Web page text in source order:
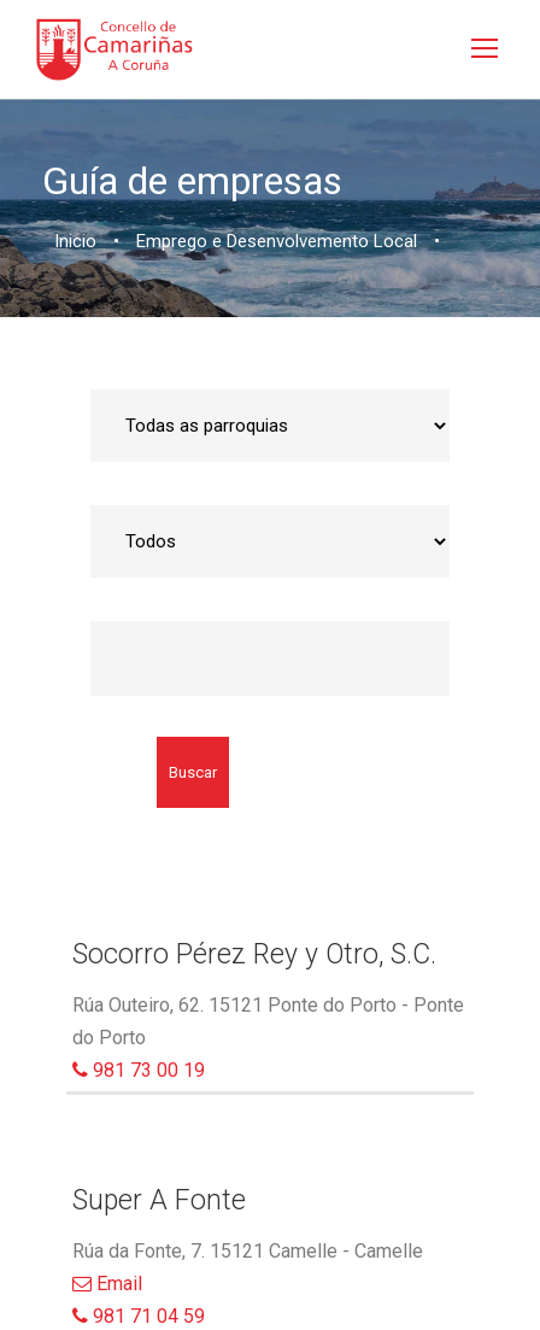
Guía de empresas
Inicio • Emprego e Desenvolvemento Local •
Buscar
Socorro Pérez Rey y Otro, S.C.
Rúa Outeiro, 62. 15121 Ponte do Porto - Ponte
do Porto
981 73 00 19
Super A Fonte
Rúa da Fonte, 7. 15121 Camelle - Camelle
Email
981 71 04 59